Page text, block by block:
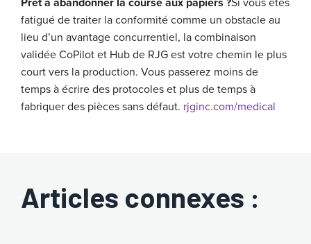
fatigué de traiter la conformité comme un obstacle au
lieu d’un avantage concurrentiel, la combinaison
validée CoPilot et Hub de RJG est votre chemin le plus
court vers la production. Vous passerez moins de
temps à écrire des protocoles et plus de temps à
fabriquer des pièces sans défaut. rjginc.com/medical
Articles connexes :